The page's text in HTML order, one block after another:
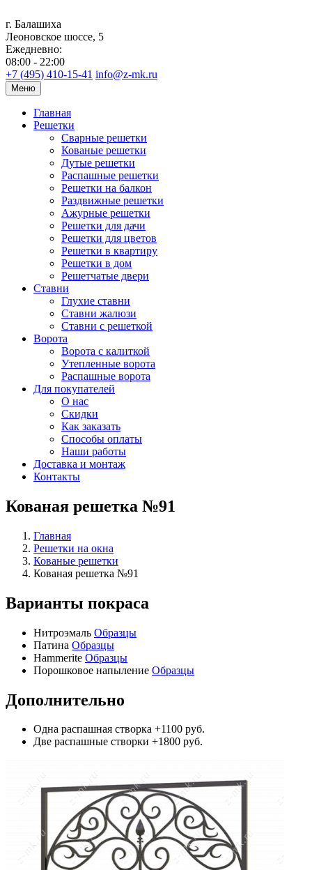
г. Балашиха
Леоновское шоссе, 5
Ежедневно:
08:00 - 22:00
+7 (495) 410-15-41 info@z-mk.ru
Меню
Главная
Решетки
Сварные решетки
Кованые решетки
Дутые решетки
Распашные решетки
Решетки на балкон
Раздвижные решетки
Ажурные решетки
Решетки для дачи
Решетки для цветов
Решетки в квартиру
Решетки в дом
Решетчатые двери
Ставни
Глухие ставни
Ставни жалюзи
Ставни с решеткой
Ворота
Ворота с калиткой
Утепленные ворота
Распашные ворота
Для покупателей
О нас
Скидки
Как заказать
Способы оплаты
Наши работы
Доставка и монтаж
Контакты
Кованая решетка №91
Главная
Решетки на окна
Кованые решетки
Кованая решетка №91
Варианты покраса
Нитроэмаль Образцы
Патина Образцы
Hammerite Образцы
Порошковое напыление Образцы
Дополнительно
Одна распашная створка +1100 руб.
Две распашные створки +1800 руб.